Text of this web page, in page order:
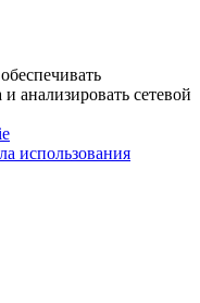
анализировать сетевой
использования